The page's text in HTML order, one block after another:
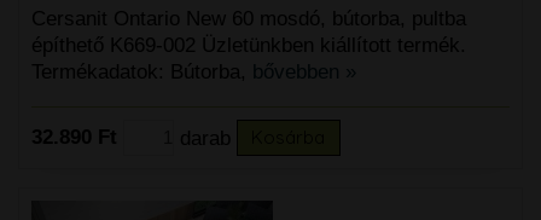
Cersanit Ontario New 60 mosdó, bútorba, pultba
építhető K669-002 Üzletünkben kiállított termék.
Termékadatok: Bútorba, bővebben »
32.890 Ft darab